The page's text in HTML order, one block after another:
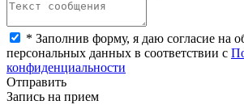
* Заполнив форму, я даю согласие на
персональных данных в соответствии с
конфиденциальности
Отправить
Запись на прием